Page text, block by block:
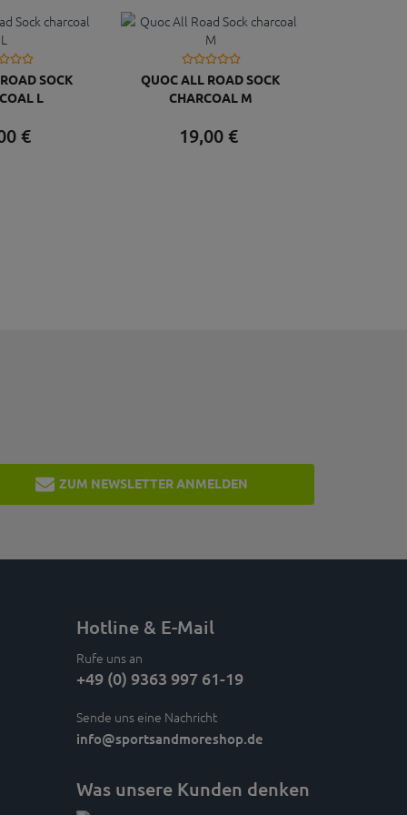
SOCK
L
€
QUOC ALL ROAD SOCK
CHARCOAL M
19,00€
ZUM NEWSLETTER ANMELDEN
Hotline & E-Mail
Rufe uns an
+49 (0) 9363 997 61-19
Sende uns eine Nachricht
info@sportsandmoreshop.de
Was unsere Kunden denken